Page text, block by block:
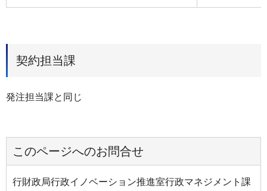
契約担当課
発注担当課と同じ
このページへのお問合せ
行財政局行政イノベーション推進室行政マネジメント課